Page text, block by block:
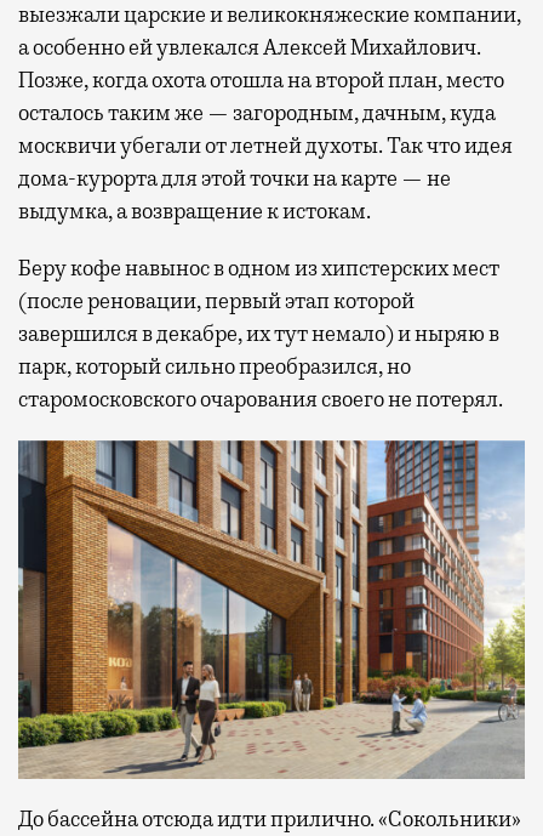
выезжали царские и великокняжеские компании,
а особенно ей увлекался Алексей Михайлович.
Позже, когда охота отошла на второй план, место
осталось таким же — загородным, дачным, куда
москвичи убегали от летней духоты. Так что идея
дома-курорта для этой точки на карте — не
выдумка, а возвращение к истокам.
Беру кофе навынос в одном из хипстерских мест
(после реновации, первый этап которой
завершился в декабре, их тут немало) и ныряю в
парк, который сильно преобразился, но
старомосковского очарования своего не потерял.
До бассейна отсюда идти прилично. «Сокольники»